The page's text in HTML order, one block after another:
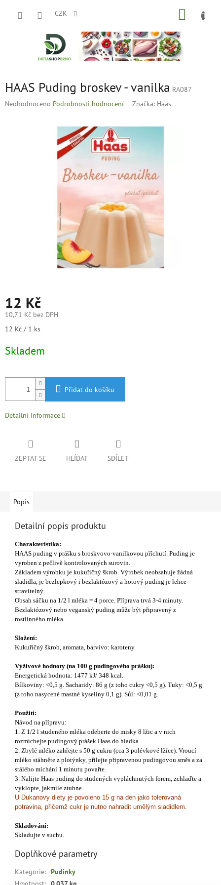
CZK
HAAS Puding broskev - vanilka RA087
Průměrné
Neohodnoceno Podrobnosti hodnocení Značka: Haas
12 Kč
10,71 Kč bez DPH
Měrná
12 Kč / 1 ks
Skladem
Přidat do košíku
Detailní informace
ZEPTAT SE HLÍDAT SDÍLET
Popis
Detailní popis produktu
Charakteristika:
HAAS puding v prášku s broskvovo-vanilkovou příchutí. Puding je
vyroben z pečlivě kontrolovaných surovin.
Základem výrobku je kukuřičný škrob. Výrobek neobsahuje žádná
sladidla, je bezlepkový i bezlaktózový a hotový puding je lehce
stravitelný.
Obsah sáčku na 1/2 l mléka = 4 porce. Příprava trvá 3-4 minuty.
Bezlaktózový nebo veganský puding může být připravený z
rostlinného mléka.
Složení:
Kukuřičný škrob, aromata, barvivo: karoteny.
Výživové hodnoty (na 100 g pudingového prášku):
Energetická hodnota: 1477 kJ/ 348 kcal.
Bílkoviny: <0,5 g. Sacharidy: 86 g (z toho cukry <0,5 g). Tuky: <0,5 g
(z toho nasycené mastné kyseliny 0,1 g). Sůl: <0,01 g.
Použití:
Návod na přípravu:
1. Z 1/2 l studeného mléka odeberte do misky 8 lžic a v nich
rozmíchejte pudingový prášek Haas do hladka.
2. Zbylé mléko zahřejte s 50 g cukru (cca 3 polévkové lžíce). Vroucí
mléko stáhněte z plotýnky, přilejte připravenou pudingovou směs a za
stálého míchání 1 minutu povařte.
3. Nalijte Haas puding do studených vypláchnutých forem, zchlaďte a
vyklopte, jakmile ztuhne.
U Dukanovy diety je povoleno 15 g na den jako tolerovaná
potravina, přičemž cukr je nutno nahradit umělým sladidlem.
Skladování:
Skladujte v suchu.
Doplňkové parametry
Kategorie: Pudinky